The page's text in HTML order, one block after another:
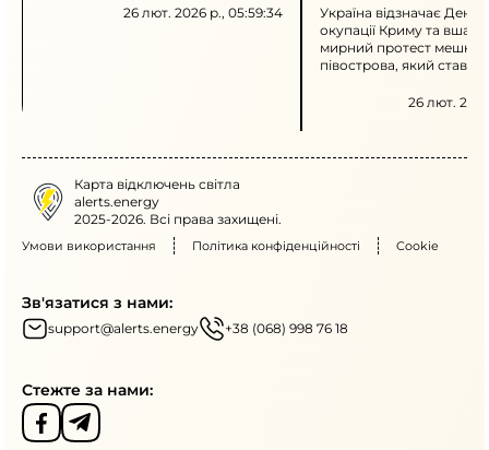
передачі та роль міжнародної
26 лют. 2026 р., 05:59:34
Україна відзначає День
окупації Криму та
мирний протест
півострова, який став
наслідках окупації,
26 лют.
Карта відключень світла
alerts.energy
2025-2026. Всі права захищені.
Умови використання Політика конфіденційності Cookie
Зв'язатися з нами:
support@alerts.energy +38 (068) 998 76 18
Стежте за нами: